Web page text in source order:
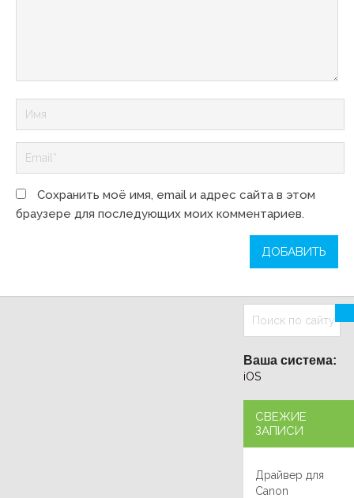
Сохранить моё имя, email и адрес сайта в этом
браузере для последующих моих комментариев.
Ваша система:
iOS
СВЕЖИЕ
ЗАПИСИ
Драйвер для
Canon